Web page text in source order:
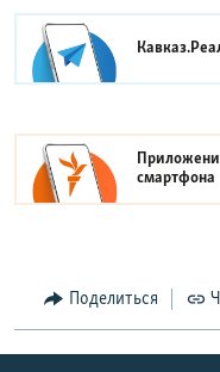
смартфона
Поделиться